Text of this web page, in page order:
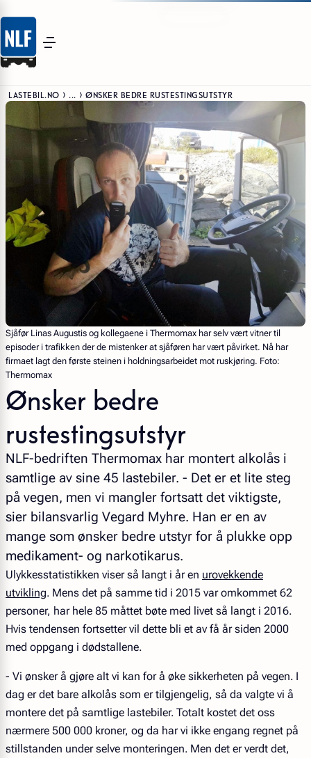
LASTEBIL.NO ... ØNSKER BEDRE RUSTESTINGSUTSTYR
Sjåfør Linas Augustis og kollegaene i Thermomax har selv vært vitner til
episoder i trafikken der de mistenker at sjåføren har vært påvirket. Nå har
firmaet lagt den første steinen i holdningsarbeidet mot ruskjøring. Foto:
Thermomax
Ønsker bedre
rustestingsutstyr
NLF-bedriften Thermomax har montert alkolås i
samtlige av sine 45 lastebiler. - Det er et lite steg
på vegen, men vi mangler fortsatt det viktigste,
sier bilansvarlig Vegard Myhre. Han er en av
mange som ønsker bedre utstyr for å plukke opp
medikament- og narkotikarus.
Ulykkesstatistikken viser så langt i år en urovekkende
utvikling. Mens det på samme tid i 2015 var omkommet 62
personer, har hele 85 måttet bøte med livet så langt i 2016.
Hvis tendensen fortsetter vil dette bli et av få år siden 2000
med oppgang i dødstallene.
- Vi ønsker å gjøre alt vi kan for å øke sikkerheten på vegen. I
dag er det bare alkolås som er tilgjengelig, så da valgte vi å
montere det på samtlige lastebiler. Totalt kostet det oss
nærmere 500 000 kroner, og da har vi ikke engang regnet på
stillstanden under selve monteringen. Men det er verdt det,